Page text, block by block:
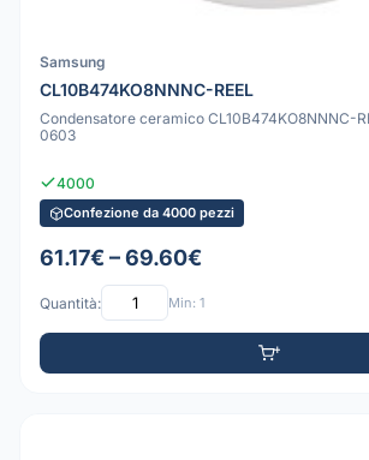
Samsung
CL10B474KO8NNNC-REEL
Condensatore ceramico CL10B474KO8NNNC-
0603
4000
Confezione da 4000 pezzi
61.17€ – 69.60€
Quantità: Min: 1